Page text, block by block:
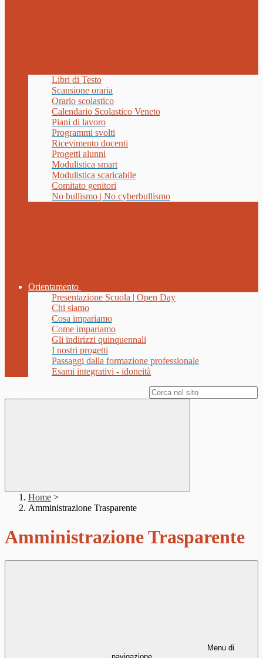
Libri di Testo
Scansione oraria
Orario scolastico
Calendario Scolastico Veneto
Piani di lavoro
Programmi svolti
Ricevimento docenti
Progetti alunni
Modulistica smart
Modulistica scaricabile
Comitato genitori
No bullismo | No cyberbullismo
Orientamento
Presentazione Scuola | Open Day
Chi siamo
Cosa impariamo
Come impariamo
Gli indirizzi quinquennali
I nostri progetti
Passaggi dalla formazione professionale
Esami integrativi - idoneità
Home >
Amministrazione Trasparente
Amministrazione Trasparente
Menu di